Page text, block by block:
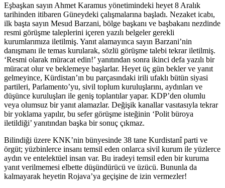
Eşbaşkan sayın Ahmet Karamus yönetimindeki heyet 8 Aralık
tarihinden itibaren Güneydeki çalışmalarına başladı. Nezaket icabı,
ilk başta sayın Mesud Barzani, bölge başkanı ve başbakanı nezdinde
resmi görüşme taleplerini içeren yazılı belgeler gerekli
kurumlarımıza iletilmiş. Yanıt alamayınca sayın Barzani’nin
danışmanı ile temas kurularak, sözlü görüşme talebi tekrar iletilmiş.
‘Resmi olarak müracat edin!’ yanıtından sonra ikinci defa yazılı bir
müracat olur ve beklemeye başlarlar. Heyet üç gün bekler ve yanıt
gelmeyince, Kürdistan’ın bu parçasındaki irili ufaklı bütün siyasi
partileri, Parlamento’yu, sivil toplum kuruluşlarını, aydınları ve
düşünce kuruluşları ile geniş toplantılar yapar. KDP’den olumlu
veya olumsuz bir yanıt alamazlar. Değişik kanallar vasıtasıyla tekrar
bir yoklama yapılır, bu sefer görüşme isteğinin ‘Polit büroya
iletildiği’ yanıtından başka bir sonuç çıkmaz.
Bilindiği üzere KNK’nin bünyesinde 38 tane Kurdistanî parti ve
örgüt; yüzbinlerce insanı temsil eden onlarca sivil kurum ile yüzlerce
aydın ve entelektüel insan var. Bu iradeyi temsil eden bir kuruma
yanıt verilmemesi elbette düşündürücü ve üzücü. Bununla da
kalmayarak heyetin Rojava’ya geçişine de izin vermezler!